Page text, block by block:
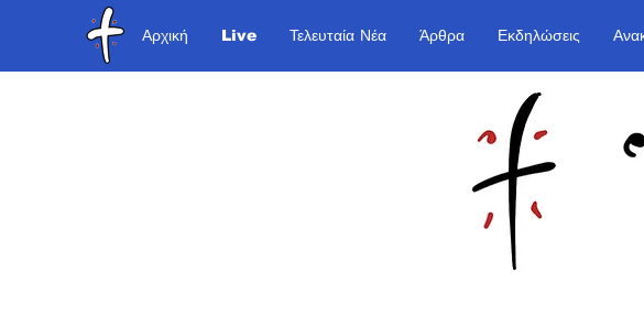
Αρχική Live Τελευταία Νέα Άρθρα Εκδηλώσεις